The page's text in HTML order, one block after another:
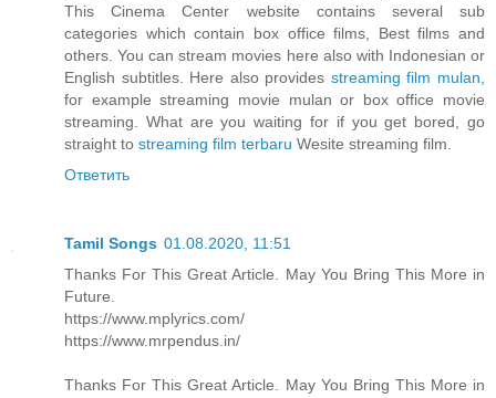
This Cinema Center website contains several sub
categories which contain box office films, Best films and
others. You can stream movies here also with Indonesian or
English subtitles. Here also provides streaming film mulan
for example streaming movie mulan or box office movie
streaming. What are you waiting for if you get bored, go
straight to streaming film terbaru Wesite streaming film.
Ответить
Tamil Songs 01.08.2020, 11:51
Thanks For This Great Article. May You Bring This More in
Future.
https://www.mplyrics.com/
https://www.mrpendus.in/
Thanks For This Great Article. May You Bring This More in